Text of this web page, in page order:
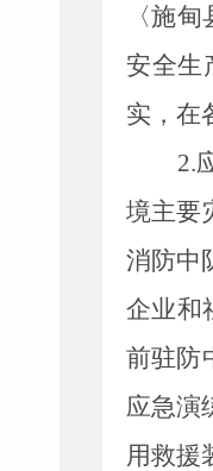
〈施
安全生
实，在
2.
境主要
消防中
企业和
前驻防
应急演
用救援